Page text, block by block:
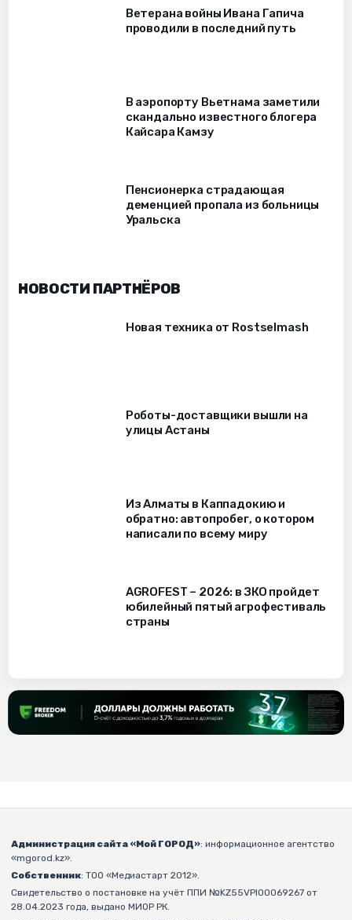
Ветерана войны Ивана Гапича
проводили в последний путь
В аэропорту Вьетнама заметили
скандально известного блогера
Кайсара Камзу
Пенсионерка страдающая
деменцией пропала из больницы
Уральска
НОВОСТИ ПАРТНЁРОВ
Новая техника от Rostselmash
Роботы-доставщики вышли на
улицы Астаны
Из Алматы в Каппадокию и
обратно: автопробег, о котором
написали по всему миру
AGROFEST – 2026: в ЗКО пройдет
юбилейный пятый агрофестиваль
страны
Администрация сайта «Мой ГОРОД»: информационное агентство
«mgorod.kz».
Собственник: ТОО «Медиастарт 2012».
Свидетельство о постановке на учёт ППИ №KZ55VPI00069267 от
28.04.2023 года, выдано МИОР РК.